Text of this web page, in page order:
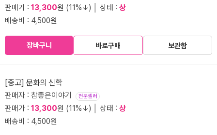
판매가 : 13,300원 (11%↓) │ 상태 : 상
배송비 : 4,500원
장바구니 바로구매 보관함
[중고] 문화의 신학
판매자 : 참좋은이야기 전문셀러
판매가 : 13,300원 (11%↓) │ 상태 : 상
배송비 : 4,500원